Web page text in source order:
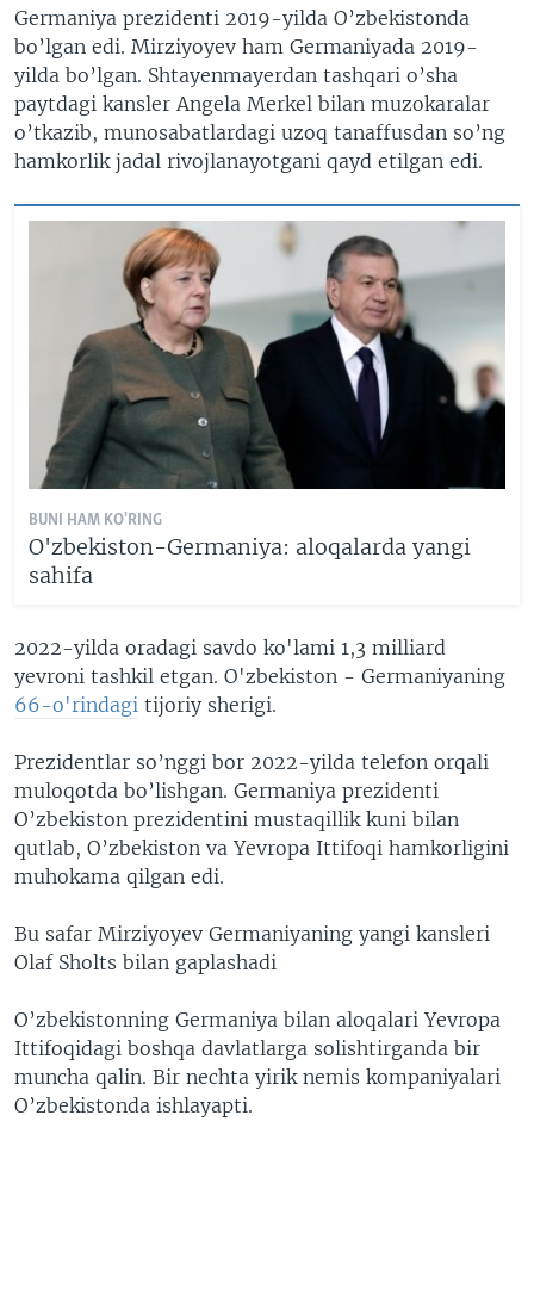
Germaniya prezidenti 2019-yilda O’zbekistonda
bo’lgan edi. Mirziyoyev ham Germaniyada 2019-
yilda bo’lgan. Shtayenmayerdan tashqari o’sha
paytdagi kansler Angela Merkel bilan muzokaralar
o’tkazib, munosabatlardagi uzoq tanaffusdan so’ng
hamkorlik jadal rivojlanayotgani qayd etilgan edi.
BUNI HAM KO'RING
O'zbekiston-Germaniya: aloqalarda yangi
sahifa
2022-yilda oradagi savdo ko'lami 1,3 milliard
yevroni tashkil etgan. O'zbekiston - Germaniyaning
66-o'rindagi tijoriy sherigi.
Prezidentlar so’nggi bor 2022-yilda telefon orqali
muloqotda bo’lishgan. Germaniya prezidenti
O’zbekiston prezidentini mustaqillik kuni bilan
qutlab, O’zbekiston va Yevropa Ittifoqi hamkorligini
muhokama qilgan edi.
Bu safar Mirziyoyev Germaniyaning yangi kansleri
Olaf Sholts bilan gaplashadi
O’zbekistonning Germaniya bilan aloqalari Yevropa
Ittifoqidagi boshqa davlatlarga solishtirganda bir
muncha qalin. Bir nechta yirik nemis kompaniyalari
O’zbekistonda ishlayapti.